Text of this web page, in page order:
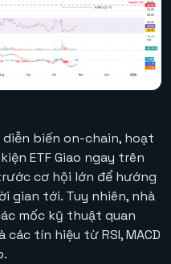
biến on-chain, hoạt
ETF Giao ngay trên
cơ hội lớn để hướng
gian tới. Tuy nhiên, nhà
mốc kỹ thuật quan
tín hiệu từ RSI, MACD